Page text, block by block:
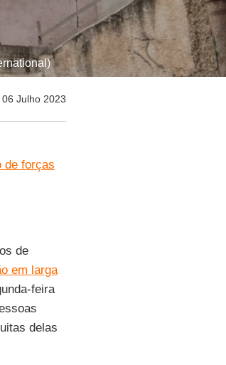
06 Julho 2023
de forças
de
em larga
feira
delas